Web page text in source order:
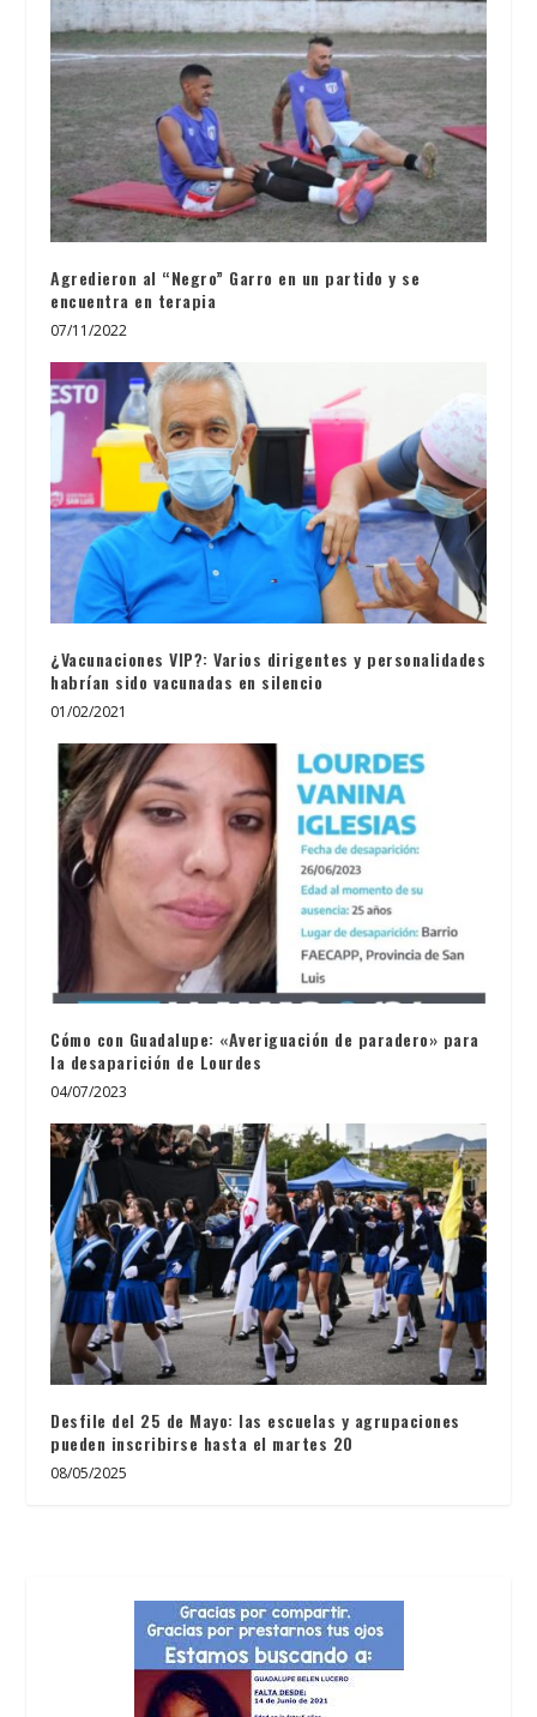
Agredieron al “Negro” Garro en un partido y se
encuentra en terapia
07/11/2022
¿Vacunaciones VIP?: Varios dirigentes y personalidades
habrían sido vacunadas en silencio
01/02/2021
Cómo con Guadalupe: «Averiguación de paradero» para
la desaparición de Lourdes
04/07/2023
Desfile del 25 de Mayo: las escuelas y agrupaciones
pueden inscribirse hasta el martes 20
08/05/2025